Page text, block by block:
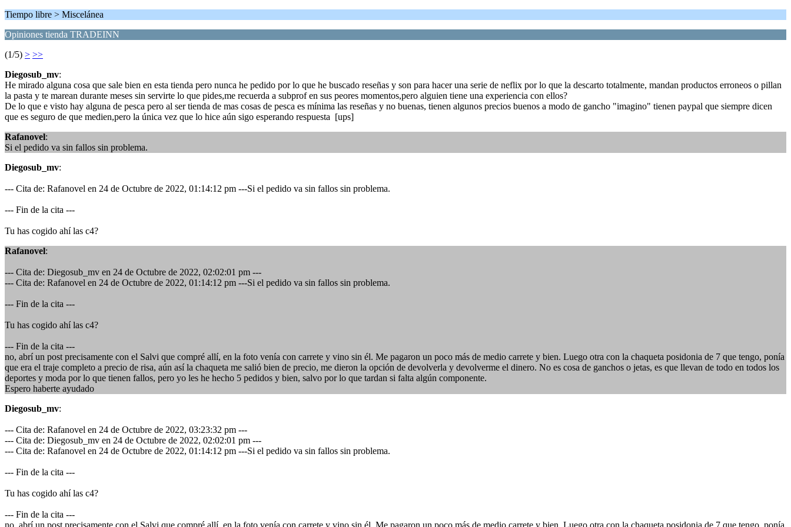
Tiempo libre > Miscelánea
Opiniones tienda TRADEINN
(1/5) > >>
Diegosub_mv:
He mirado alguna cosa que sale bien en esta tienda pero nunca he pedido por lo que he buscado reseñas y son para hacer una serie de neflix por lo que la descarto totalmente, mandan productos erroneos o pillan
la pasta y te marean durante meses sin servirte lo que pides,me recuerda a subprof en sus peores momentos,pero alguien tiene una experiencia con ellos?
De lo que e visto hay alguna de pesca pero al ser tienda de mas cosas de pesca es mínima las reseñas y no buenas, tienen algunos precios buenos a modo de gancho "imagino" tienen paypal que siempre dicen
que es seguro de que medien,pero la única vez que lo hice aún sigo esperando respuesta [ups]
Rafanovel:
Si el pedido va sin fallos sin problema.
Diegosub_mv:
--- Cita de: Rafanovel en 24 de Octubre de 2022, 01:14:12 pm ---Si el pedido va sin fallos sin problema.
--- Fin de la cita ---
Tu has cogido ahí las c4?
Rafanovel:
--- Cita de: Diegosub_mv en 24 de Octubre de 2022, 02:02:01 pm ---
--- Cita de: Rafanovel en 24 de Octubre de 2022, 01:14:12 pm ---Si el pedido va sin fallos sin problema.
--- Fin de la cita ---
Tu has cogido ahí las c4?
--- Fin de la cita ---
no, abrí un post precisamente con el Salvi que compré allí, en la foto venía con carrete y vino sin él. Me pagaron un poco más de medio carrete y bien. Luego otra con la chaqueta posidonia de 7 que tengo, ponía
que era el traje completo a precio de risa, aún así la chaqueta me salió bien de precio, me dieron la opción de devolverla y devolverme el dinero. No es cosa de ganchos o jetas, es que llevan de todo en todos los
deportes y moda por lo que tienen fallos, pero yo les he hecho 5 pedidos y bien, salvo por lo que tardan si falta algún componente.
Espero haberte ayudado
Diegosub_mv:
--- Cita de: Rafanovel en 24 de Octubre de 2022, 03:23:32 pm ---
--- Cita de: Diegosub_mv en 24 de Octubre de 2022, 02:02:01 pm ---
--- Cita de: Rafanovel en 24 de Octubre de 2022, 01:14:12 pm ---Si el pedido va sin fallos sin problema.
--- Fin de la cita ---
Tu has cogido ahí las c4?
--- Fin de la cita ---
no, abrí un post precisamente con el Salvi que compré allí, en la foto venía con carrete y vino sin él. Me pagaron un poco más de medio carrete y bien. Luego otra con la chaqueta posidonia de 7 que tengo, ponía